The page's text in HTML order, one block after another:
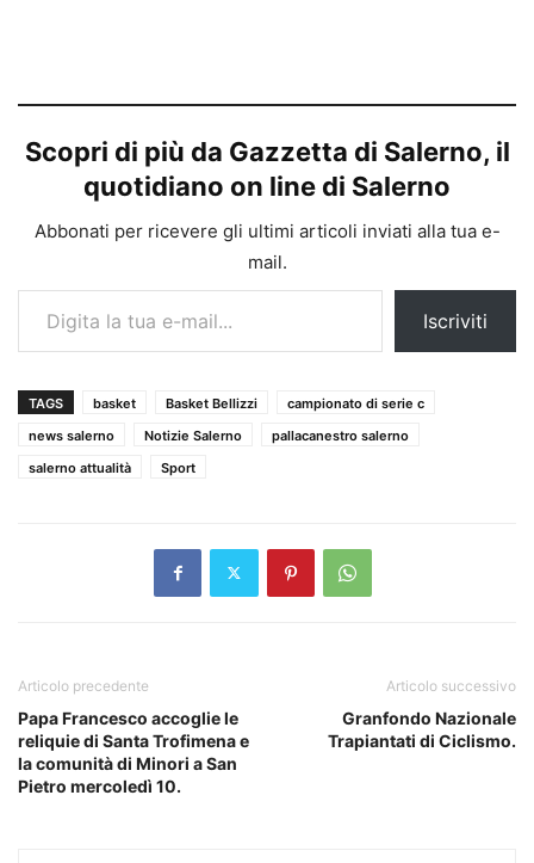
Scopri di più da Gazzetta di Salerno, il
quotidiano on line di Salerno
Abbonati per ricevere gli ultimi articoli inviati alla tua e-
mail.
Digita la tua e-mail...
Iscriviti
TAGS basket Basket Bellizzi
campionato di serie c
news salerno
Notizie Salerno
pallacanestro salerno
salerno attualità
Sport
Articolo precedente
Papa Francesco accoglie le
reliquie di Santa Trofimena e
la comunità di Minori a San
Pietro mercoledì 10.
Articolo successivo
Granfondo Nazionale
Trapiantati di Ciclismo.